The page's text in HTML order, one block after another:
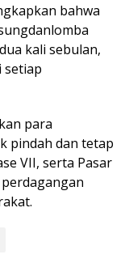
bahwa
danlomba
kali sebulan,
setiap
para
pindah dan tetap
VII, serta Pasar